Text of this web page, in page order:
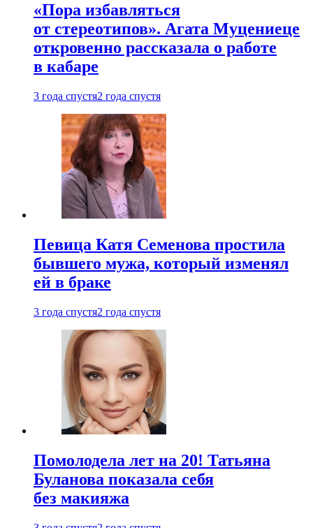
«Пора избавляться
от стереотипов». Агата Муцениеце
откровенно рассказала о работе
в кабаре
3 года спустя2 года спустя
Певица Катя Семенова простила
бывшего мужа, который изменял
ей в браке
3 года спустя2 года спустя
Помолодела лет на 20! Татьяна
Буланова показала себя
без макияжа